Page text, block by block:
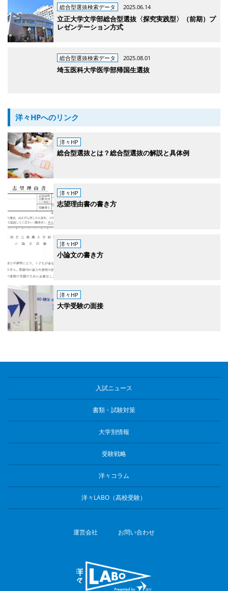
総合型選抜検索データ 2025.06.14
立正大学文学部総合型選抜〈探究実践型〉（前期）プ
レゼンテーション方式
総合型選抜検索データ 2025.08.01
埼玉医科大学医学部帰国生選抜
洋々HPへのリンク
洋々HP
総合型選抜とは？総合型選抜の解説と具体例
洋々HP
志望理由書の書き方
洋々HP
小論文の書き方
洋々HP
大学受験の面接
入試ニュース
書類・試験対策
大学別情報
受験戦略
洋々コラム
洋々LABO（高校受験）
運営会社 お問い合わせ